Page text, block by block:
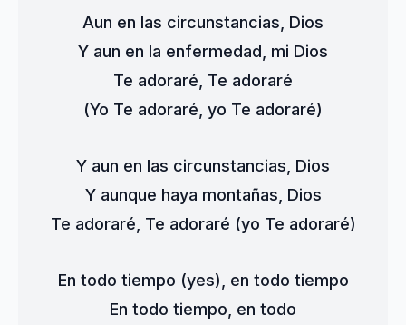
Aun en las circunstancias, Dios
Y aun en la enfermedad, mi Dios
Te adoraré, Te adoraré
(Yo Te adoraré, yo Te adoraré)
Y aun en las circunstancias, Dios
Y aunque haya montañas, Dios
Te adoraré, Te adoraré (yo Te adoraré)
En todo tiempo (yes), en todo tiempo
En todo tiempo, en todo